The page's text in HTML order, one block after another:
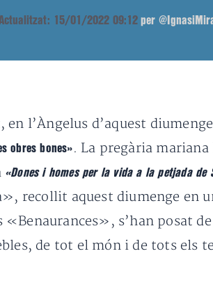
15/01/2022 09:12 per
en l’Àngelus d’aquest
obres bones». La pregària mariana
«Dones i homes per la vida a la petjada de
recollit aquest diumenge en
s’han posat
de tot el món i de tots els